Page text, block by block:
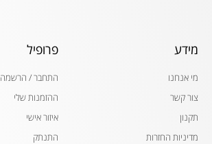
מידע
מי אנחנו
צור קשר
תקנון
מדיניות החזרות
פרופיל
התחבר / הרשמה
ההזמנות שלי
איזור אישי
התנתק